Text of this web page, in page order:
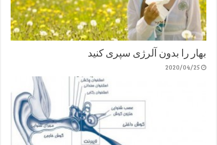
بهار را بدون آلرژی سپری کنید
2020/04/25